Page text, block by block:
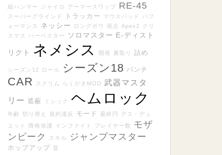
縦ハンマー ジャイロ アーマースワップ RE-45
スーパーグラインド トラッカー マウスパッド
パフ
ォーマンス
ネッシー ロングボウ 視点 Apex2
クリ
スマス
ハーベスター ソロマスター E-ディスト
リクト ネメシス 開発 裏取り 詰め
シーズン12 ロール シーズン18 パンチ
CAR スクリム らくがきMOD 武器マスタ
リー 遮蔽 ミシック ヘムロック
年齢 切り替え 規約違反 モード 最終円
デス・デュ
エット
降格保護 インファイト プレイヤー数
モザ
ンピーク
スキル ジャンプマスター
ホップアップ 昔